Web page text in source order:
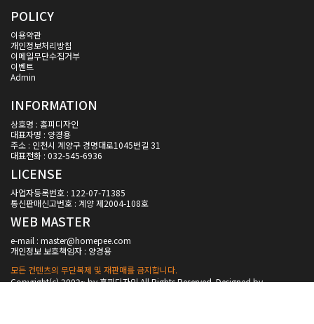
POLICY
이용약관
개인정보처리방침
이메일무단수집거부
이벤트
Admin
INFORMATION
상호명 : 홈피디자인
대표자명 : 양경용
주소 : 인천시 계양구 경명대로1045번길 31
대표전화 : 032-545-6936
LICENSE
사업자등록번호 : 122-07-71385
통신판매신고번호 : 계양 제2004-108호
WEB MASTER
e-mail : master@homepee.com
개인정보 보호책임자 : 양경용
모든 컨텐츠의 무단복제 및 재판매를 금지합니다.
Copyright(c) 2002~ by 홈피디자인 All Rights Reserved. Designed by